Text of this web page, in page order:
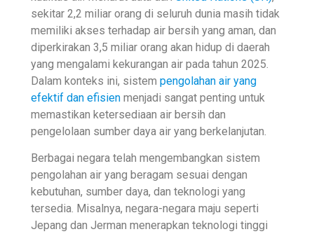
sekitar 2,2 miliar orang di seluruh dunia masih tidak
memiliki akses terhadap air bersih yang aman, dan
diperkirakan 3,5 miliar orang akan hidup di daerah
yang mengalami kekurangan air pada tahun 2025.
Dalam konteks ini, sistem pengolahan air yang
efektif dan efisien menjadi sangat penting untuk
memastikan ketersediaan air bersih dan
pengelolaan sumber daya air yang berkelanjutan.
Berbagai negara telah mengembangkan sistem
pengolahan air yang beragam sesuai dengan
kebutuhan, sumber daya, dan teknologi yang
tersedia. Misalnya, negara-negara maju seperti
Jepang dan Jerman menerapkan teknologi tinggi